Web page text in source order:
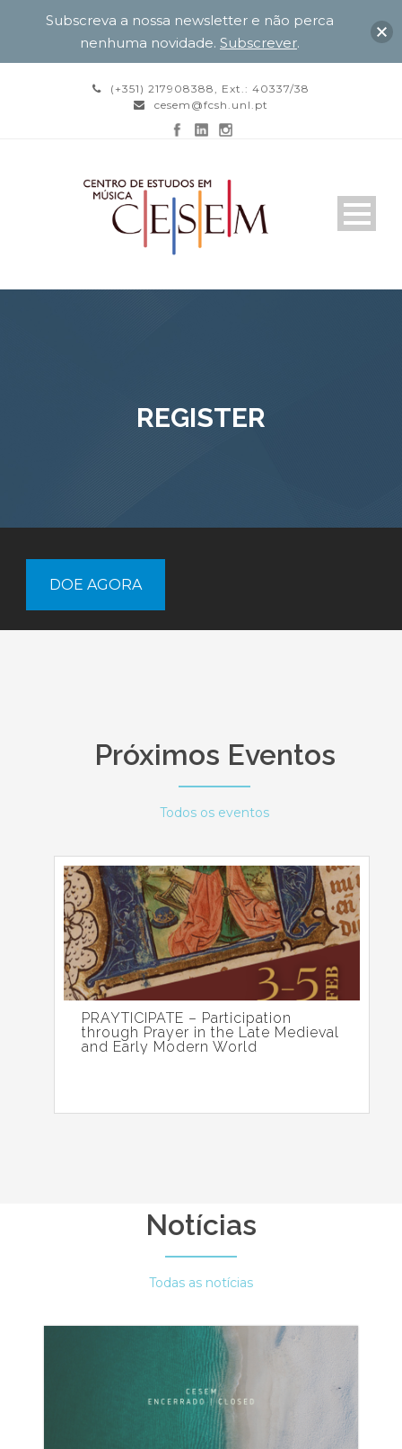
(+351) 217908388, Ext.: 40337/38
cesem@fcsh.unl.pt
REGISTER
DOE AGORA
Próximos Eventos
Todos os eventos
PRAYTICIPATE – Participation
through Prayer in the Late Medieval
and Early Modern World
Notícias
Todas as notícias
Subscreva a nossa newsletter e não perca
nenhuma novidade. Subscrever.